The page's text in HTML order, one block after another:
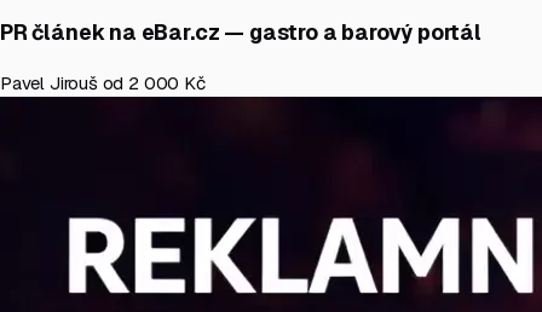
PR článek na eBar.cz — gastro a barový portál
Pavel Jirouš od 2 000 Kč